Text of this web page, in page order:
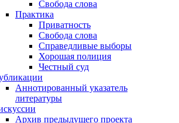
Свобода слова
Практика
Приватность
Свобода слова
Справедливые выборы
Хорошая полиция
Честный суд
Аннотированный указатель
литературы
Архив предыдущего проекта